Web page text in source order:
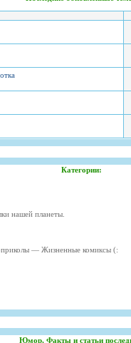
Категории:
нашей планеты.
— Жизненные комиксы (:
Юмор, Факты и статьи